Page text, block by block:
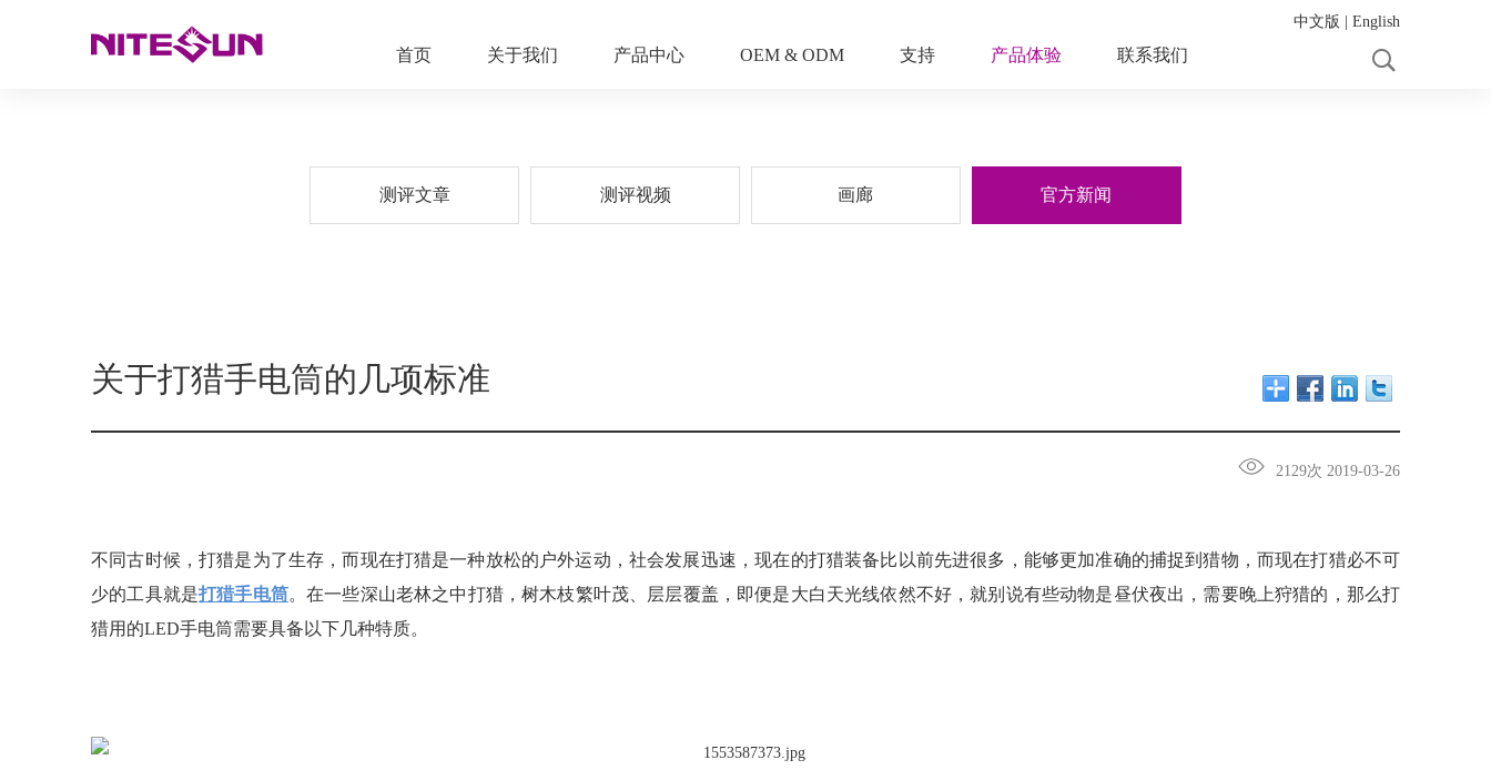
首页 关于我们 产品中心 OEM & ODM 支持 产品体验 联系我们
中文版 English
测评文章 测评视频 画廊 官方新闻
关于打猎手电筒的几项标准
2129次 2019-03-26
不同古时候，打猎是为了生存，而现在打猎是一种放松的户外运动，社会发展迅速，现在的打猎装备比以前先进很多，能够更加准确的捕捉到猎物，而现在打猎必不可
少的工具就是打猎手电筒。在一些深山老林之中打猎，树木枝繁叶茂、层层覆盖，即便是大白天光线依然不好，就别说有些动物是昼伏夜出，需要晚上狩猎的，那么打
猎用的LED手电筒需要具备以下几种特质。